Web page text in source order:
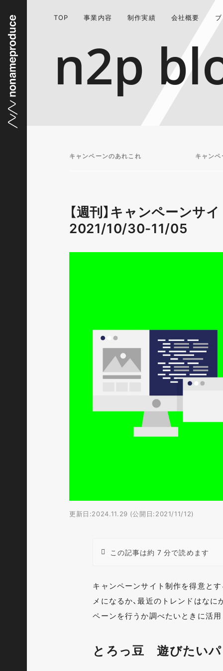
TOP 事業内容 制作実績 会社概要
n2p
キャンペーンのあれこれ キャン
【週刊】キャンペーンサ
2021/10/30-11/05
更新日:2024.11.29 (公開日:2021/11/12)
この記事は約 7 分で読めます
キャンペーンサイト制作を得意と
メになるか、最近のトレンドはな
ペーンを行うか調べたいときに活
とろっ豆 遊びたいパ